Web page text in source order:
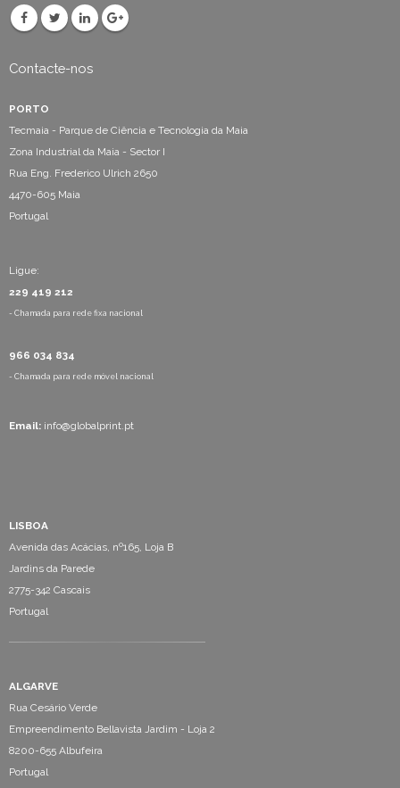
Contacte-nos
PORTO
Tecmaia - Parque de Ciência e Tecnologia da Maia
Zona Industrial da Maia - Sector I
Rua Eng. Frederico Ulrich 2650
4470-605 Maia
Portugal
Ligue:
229 419 212
- Chamada para rede fixa nacional
966 034 834
- Chamada para rede móvel nacional
Email: info@globalprint.pt
LISBOA
Avenida das Acácias, nº165, Loja B
Jardins da Parede
2775-342 Cascais
Portugal
ALGARVE
Rua Cesário Verde
Empreendimento Bellavista Jardim - Loja 2
8200-655 Albufeira
Portugal